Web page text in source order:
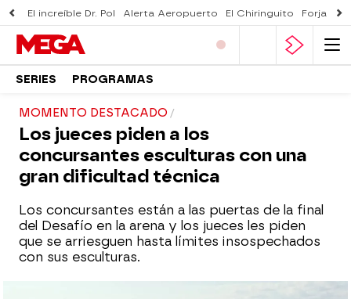
El increíble Dr. Pol Alerta Aeropuerto El Chiringuito Forjado
SERIES PROGRAMAS
MOMENTO DESTACADO
Los jueces piden a los
concursantes esculturas con una
gran dificultad técnica
Los concursantes están a las puertas de la final
del Desafío en la arena y los jueces les piden
que se arriesguen hasta límites insospechados
con sus esculturas.